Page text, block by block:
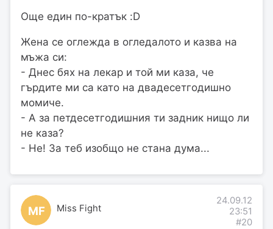
Още един по-кратък :D
Жена се оглежда в огледалото и казва на
мъжа си:
- Днес бях на лекар и той ми каза, че
гърдите ми са като на двадесетгодишно
момиче.
- А за петдесетгодишния ти задник нищо ли
не каза?
- Не! За теб изобщо не стана дума...
MF Miss Fight
24.09.12
23:51
#20